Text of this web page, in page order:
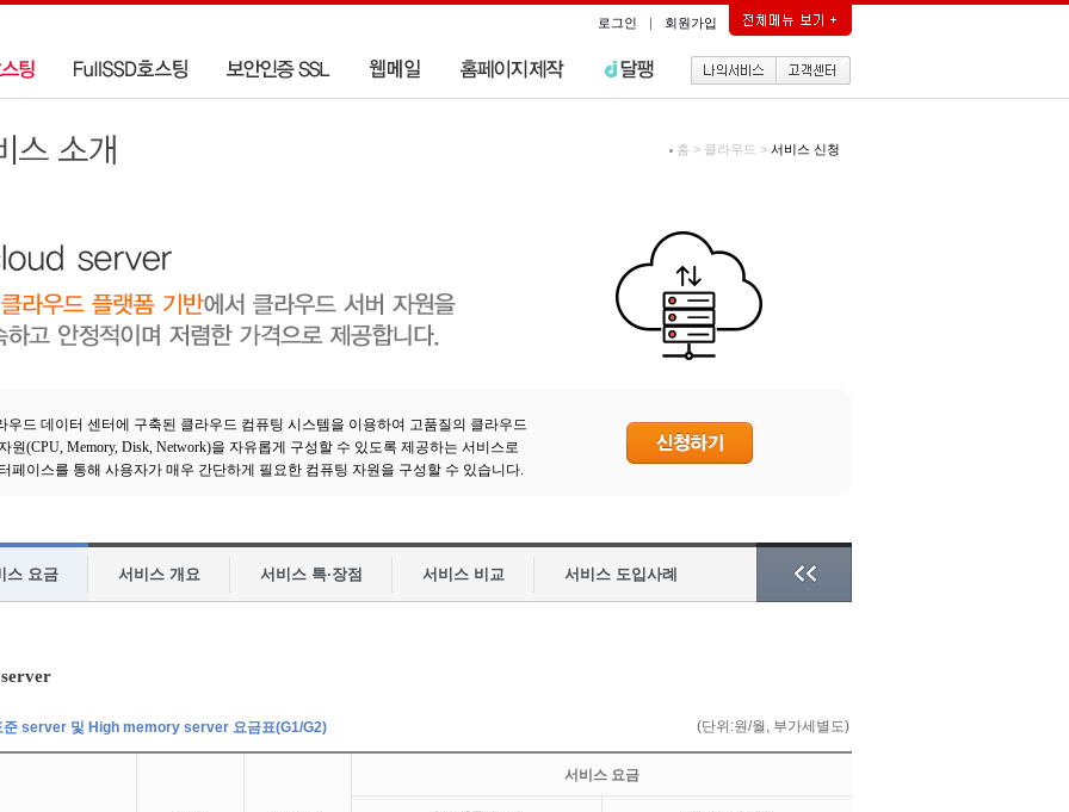
로그인 | 회원가입
홈 > 클라우드 > 서비스 신청
우드 데이터 센터에 구축된 클라우드 컴퓨팅 시스템을 이용하여 고품질의 클라우드
원(CPU, Memory, Disk, Network)을 자유롭게 구성할 수 있도록 제공하는 서비스로
페이스를 통해 사용자가 매우 간단하게 필요한 컴퓨팅 자원을 구성할 수 있습니다.
스 요금 서비스 개요 서비스 특·장점 서비스 비교 서비스 도입사례
준 server 및 High memory server 요금표(G1/G2) (단위:원/월, 부가세별도)
서비스 요금